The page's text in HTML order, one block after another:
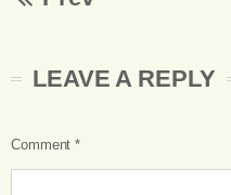
LEAVE A REPLY
Comment *